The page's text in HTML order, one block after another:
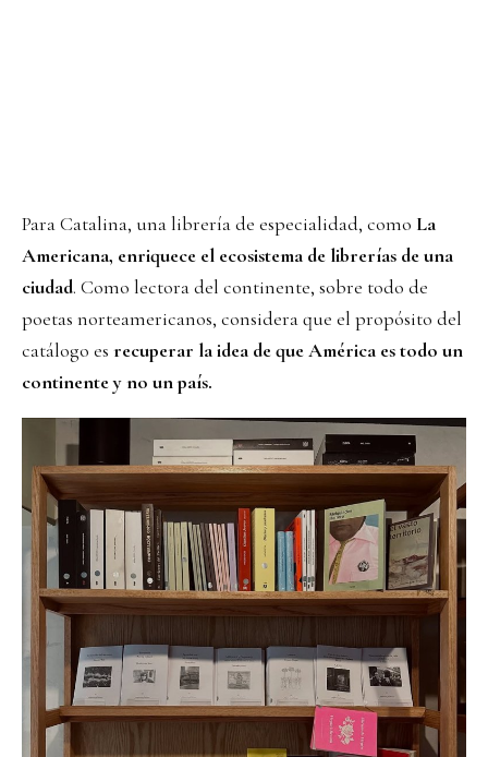
Para Catalina, una librería de especialidad, como La
Americana, enriquece el ecosistema de librerías de una
ciudad. Como lectora del continente, sobre todo de
poetas norteamericanos, considera que el propósito del
catálogo es recuperar la idea de que América es todo un
continente y no un país.